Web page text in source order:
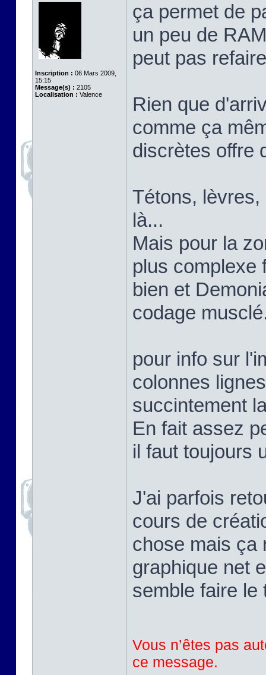
Inscription : 06 Mars 2009,
15:15
Message(s) : 2105
Localisation : Valence
ça permet de
un peu de
peut pas
Rien que
comme ça
discrètes offre
Tétons,
là...
Mais pour la
plus complexe
bien et
codage
pour info sur
colonnes
succintement
En fait assez
il faut toujours
J'ai parfois
cours de
chose mais ça
graphique net
semble faire le
Vous n’êtes pas
ce message.